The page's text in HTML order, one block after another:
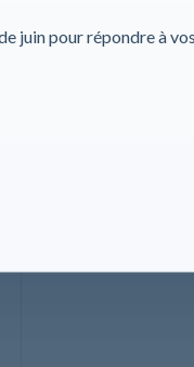
juin pour répondre à